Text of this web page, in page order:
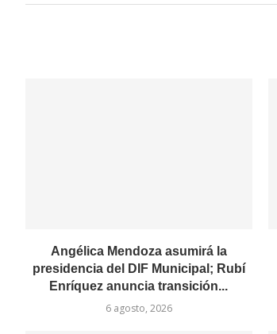
Angélica Mendoza asumirá la
presidencia del DIF Municipal; Rubí
Enríquez anuncia transición...
6 agosto, 2026